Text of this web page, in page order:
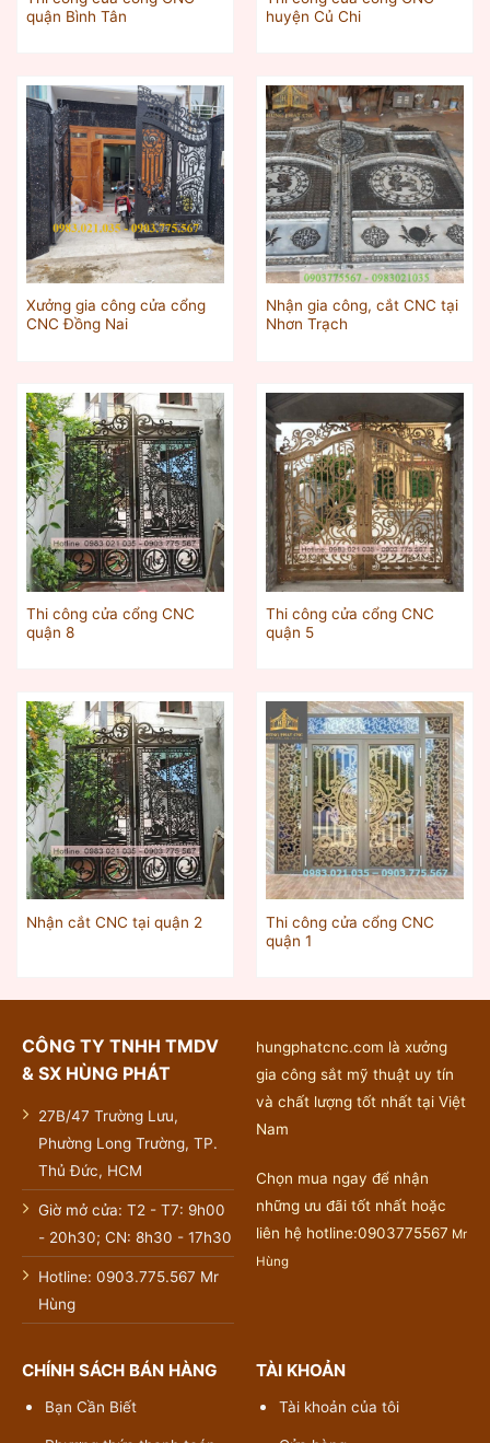
quận Bình Tân
huyện Củ Chi
Xưởng gia công cửa cổng
CNC Đồng Nai
Nhận gia công, cắt CNC tại
Nhơn Trạch
Thi công cửa cổng CNC
quận 8
Thi công cửa cổng CNC
quận 5
Nhận cắt CNC tại quận 2
Thi công cửa cổng CNC
quận 1
CÔNG TY TNHH TMDV
& SX HÙNG PHÁT
27B/47 Trường Lưu,
Phường Long Trường, TP.
Thủ Đức, HCM
Giờ mở cửa: T2 - T7: 9h00
- 20h30; CN: 8h30 - 17h30
Hotline: 0903.775.567 Mr
Hùng
hungphatcnc.com là xưởng
gia công sắt mỹ thuật uy tín
và chất lượng tốt nhất tại Việt
Nam
Chọn mua ngay để nhận
những ưu đãi tốt nhất hoặc
liên hệ hotline:0903775567 Mr
Hùng
CHÍNH SÁCH BÁN HÀNG
Bạn Cần Biết
TÀI KHOẢN
Tài khoản của tôi